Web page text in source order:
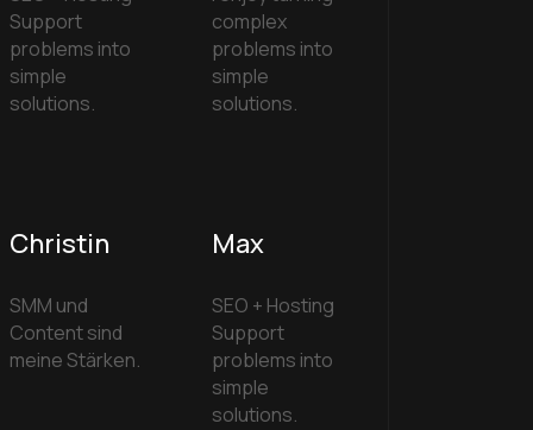
Support
problems into
simple
solutions.
Christin
SMM und
Content sind
meine Stärken.
complex
problems into
simple
solutions.
Max
SEO + Hosting
Support
problems into
simple
solutions.